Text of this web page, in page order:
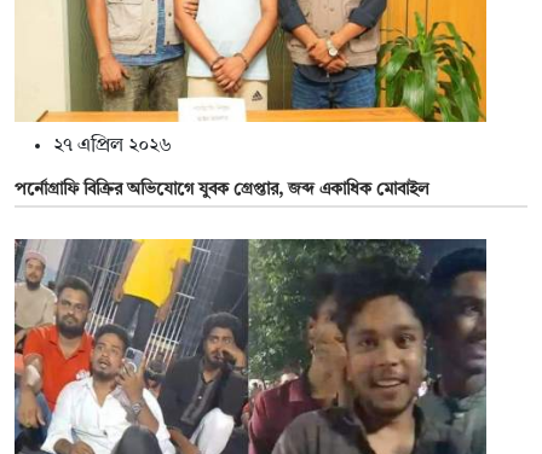
২৭ এপ্রিল ২০২৬
পর্নোগ্রাফি বিক্রির অভিযোগে যুবক গ্রেপ্তার, জব্দ একাধিক মোবাইল